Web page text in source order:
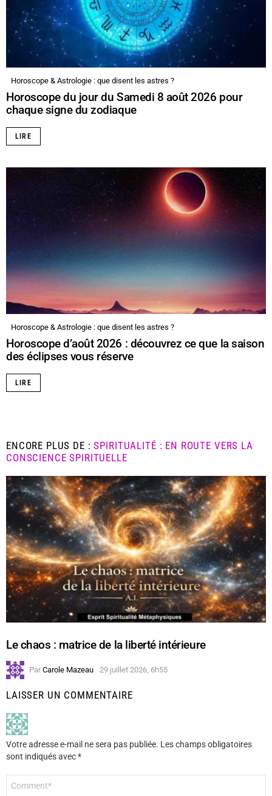
Horoscope & Astrologie : que disent les astres ?
Horoscope du jour du Samedi 8 août 2026 pour
chaque signe du zodiaque
LIRE
Horoscope & Astrologie : que disent les astres ?
Horoscope d’août 2026 : découvrez ce que la saison
des éclipses vous réserve
LIRE
ENCORE PLUS DE :SPIRITUALITÉ : EN ROUTE VERS LA
CONSCIENCE SPIRITUELLE
Le chaos : matrice de la liberté intérieure
Par Carole Mazeau 29 juillet 2026, 6h55
LAISSER UN COMMENTAIRE
Votre adresse e-mail ne sera pas publiée. Les champs obligatoires
sont indiqués avec*